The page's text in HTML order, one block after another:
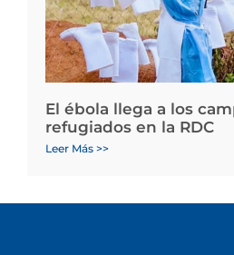
El ébola llega a los
refugiados en la RDC
Leer Más >>